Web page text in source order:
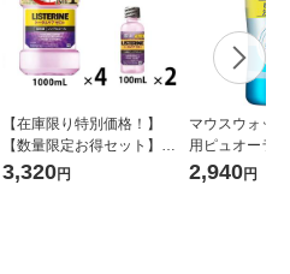
【在庫限り特別価格！】
【数量限定お得セット】リ
ステリン トータルケアゼロ
3,320円
マウスウォッ
用ピュオーラ
ンミント
2,940円